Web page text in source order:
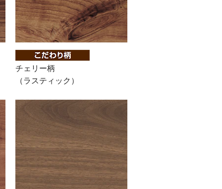
チェリー柄
（ラスティック）